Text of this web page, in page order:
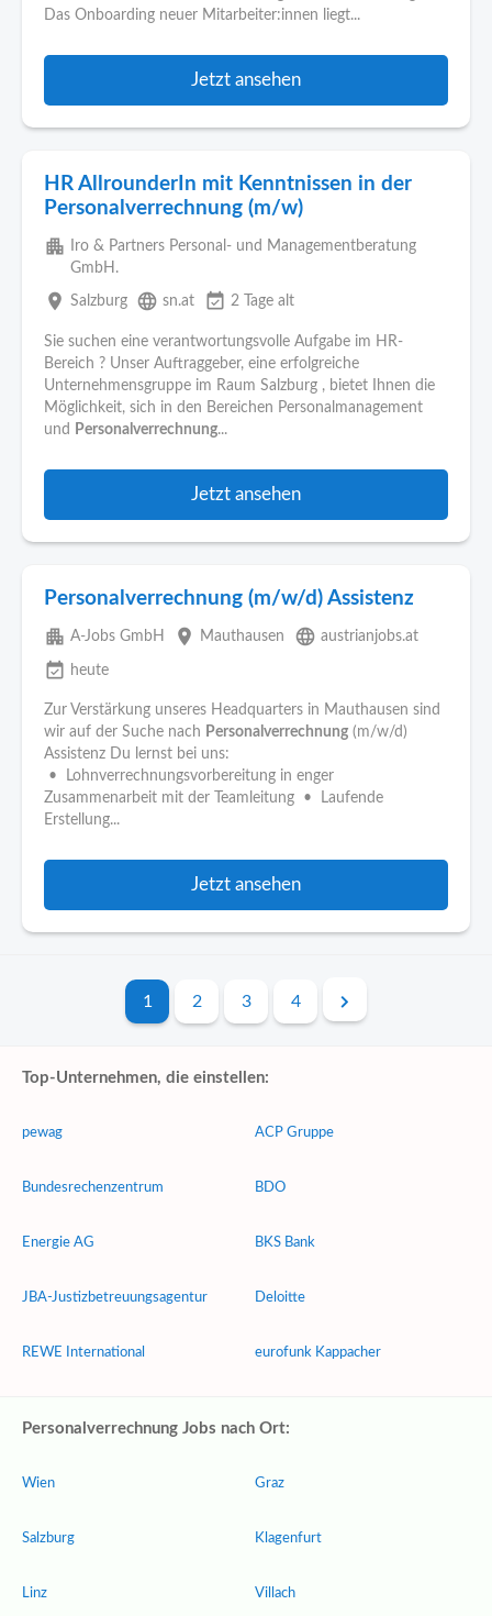
Das Onboarding neuer Mitarbeiter:innen liegt...
Jetzt ansehen
HR AllrounderIn mit Kenntnissen in der
Personalverrechnung (m/w)
apartment
Iro & Partners Personal- und Managementberatung
GmbH.
place Salzburg language sn.at event_available 2 Tage alt
Sie suchen eine verantwortungsvolle Aufgabe im HR-
Bereich ? Unser Auftraggeber, eine erfolgreiche
Unternehmensgruppe im Raum Salzburg , bietet Ihnen die
Möglichkeit, sich in den Bereichen Personalmanagement
und
Personalverrechnung...
Jetzt ansehen
Personalverrechnung (m/w/d) Assistenz
apartment A-Jobs GmbH place Mauthausen language austrianjobs.at
event_available heute
Zur Verstärkung unseres Headquarters in Mauthausen sind
wir auf der Suche nach Personalverrechnung (m/w/d)
Assistenz Du lernst bei uns:
• Lohnverrechnungsvorbereitung in enger
Zusammenarbeit mit der Teamleitung • Laufende
Erstellung...
Jetzt ansehen
1 2 3 4
Top-Unternehmen, die einstellen:
pewag
Bundesrechenzentrum
Energie AG
JBA-Justizbetreuungsagentur
REWE International
ACP Gruppe
BDO
BKS Bank
Deloitte
eurofunk Kappacher
Personalverrechnung Jobs nach Ort:
Wien
Salzburg
Linz
Graz
Klagenfurt
Villach